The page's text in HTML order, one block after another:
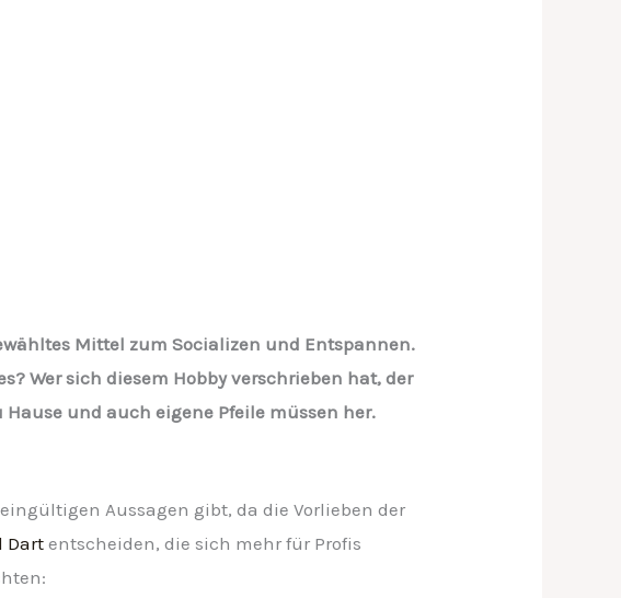
Mittel zum Socializen und Entspannen.
Wer sich diesem Hobby verschrieben hat, der
und auch eigene Pfeile müssen her.
Aussagen gibt, da die Vorlieben der
Dart entscheiden, die sich mehr für Profis